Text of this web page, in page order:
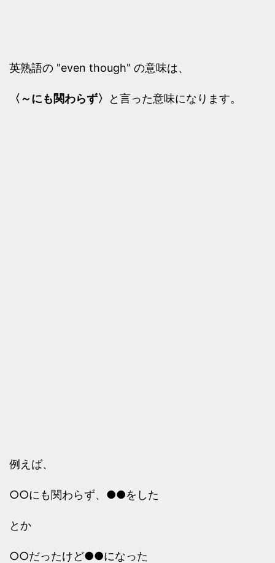
英熟語の "even though" の意味は、
〈～にも関わらず〉 と言った意味になります。
例えば、
○○にも関わらず、●●をした
とか
○○だったけど●●になった